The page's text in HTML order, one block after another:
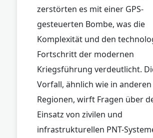
zerstörten es mit einer GPS-
gesteuerten Bombe, was die
Komplexität und den
Fortschritt der modernen
Kriegsführung verdeutlicht.
Vorfall, ähnlich wie in anderen
Regionen, wirft Fragen über
Einsatz von zivilen und
infrastrukturellen PNT-